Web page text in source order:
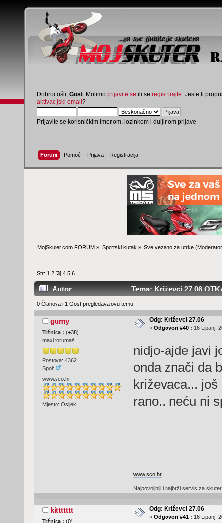
Dobrodošli, Gost . Molimo prijavite se ili se registrirajte . Jeste li
aktivacijski email?
Prijavite se korisničkim imenom, lozinkom i duljinom prijave
Forum Pomoć Prijava Registracija
MojSkuter.com FORUM » Sportski kutak » Sve vezano za utrke
Str: 1 2 [3]4 5 6
Autor Tema: Križevci 27.06
0 Članova i 1 Gost pregledava ovu temu.
gumy
Tržnica : (+38)
maxi forumaš
Postova: 4362
Spol:
www.sco.hr
Mjesto: Osijek
Odg: Križevci 27.06
« Odgovori #40 : 16 Lipanj,
nidjo-ajde javi
onda znači da
križevaca... još
rano.. neću ni
www.sco.hr
Najpovoljniji i najbrži servis za
kittttttt
Tržnica : (0)
Odg: Križevci 27.06
« Odgovori #41 : 16 Lipanj,